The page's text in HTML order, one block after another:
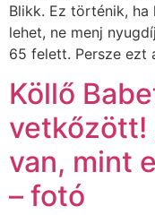
Blikk. Ez történik, ha
lehet, ne menj
65 felett. Persze ezt
Köllő
vetkőzött!
van, mint
– fotó